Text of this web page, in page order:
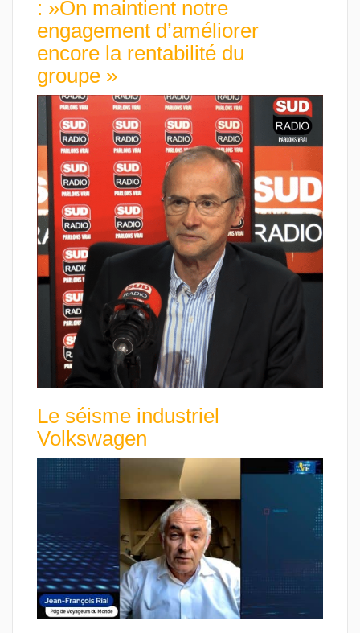
: »On maintient notre
engagement d’améliorer
encore la rentabilité du
groupe »
Le séisme industriel
Volkswagen